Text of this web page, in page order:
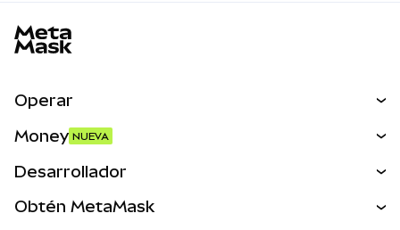
Operar
Activos del mundo real
Money NUEVA
Desarrollador
Obtén MetaMask